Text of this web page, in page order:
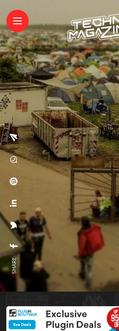
SHARE: